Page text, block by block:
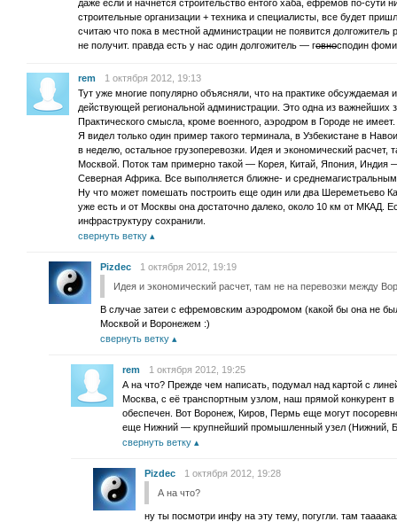
даже если и начнется строительство ентого хаба, ефремов по-сути
строительные организации + техника и специалисты, все будет
считаю что пока в местной администрации не появится
не получит. правда есть у нас один долгожитель — говносподин
rem
1 октября 2012, 19:13
Тут уже многие популярно объясняли, что на практике обсуждаемая
действующей региональной администрации. Это одна из важнейших
Практического смысла, кроме военного, аэродром в Городе не имеет.
Я видел только один пример такого терминала, в Узбекистане в
в неделю, остальное грузоперевозки. Идея и экономический
Москвой. Поток там примерно такой — Корея, Китай, Япония, Индия
Северная Африка. Все выполняется ближне- и
Ну что может помешать построить еще один или два Шереметьево
уже есть и от Москвы она достаточно далеко, около 10 км от МКАД.
инфраструктуру сохранили.
свернуть ветку
Pizdec
1 октября 2012, 19:19
Идея и экономический расчет, там не на перевозки между
В случае затеи с ефремовским аэродромом (какой бы она не
Москвой и Воронежем :)
свернуть ветку
rem
1 октября 2012, 19:25
А на что? Прежде чем написать, подумал над картой с
Москва, с её транспортным узлом, наш прямой конкурент
обеспечен. Вот Воронеж, Киров, Пермь еще могут
еще Нижний — крупнейший промышленный узел (Нижний,
свернуть ветку
Pizdec
1 октября 2012, 19:28
А на что?
ну ты посмотри инфу на эту тему, погугли. там